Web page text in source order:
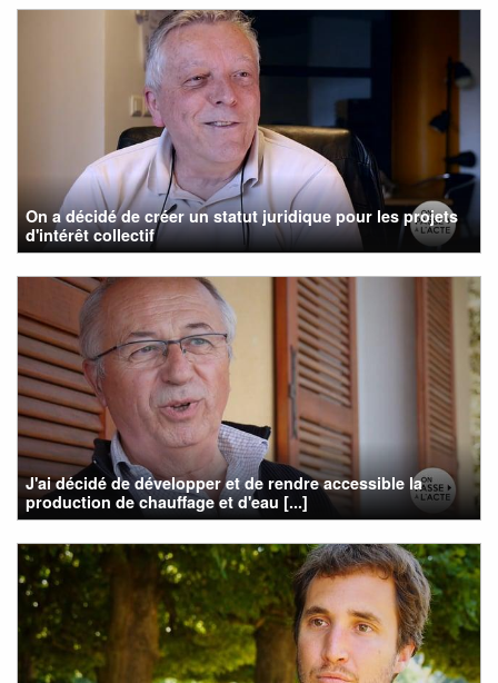
On a décidé de créer un statut juridique pour les projets
d'intérêt collectif
J'ai décidé de développer et de rendre accessible la
production de chauffage et d'eau [...]